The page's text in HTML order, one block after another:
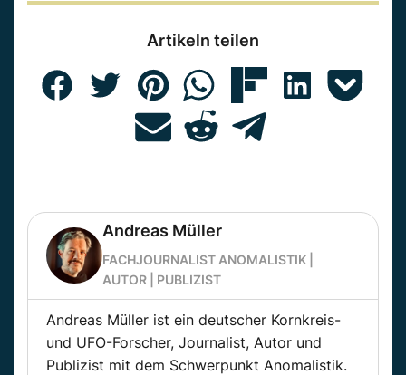
Artikeln teilen
Andreas Müller
FACHJOURNALIST ANOMALISTIK |
AUTOR | PUBLIZIST
Andreas Müller ist ein deutscher Kornkreis-
und UFO-Forscher, Journalist, Autor und
Publizist mit dem Schwerpunkt Anomalistik.